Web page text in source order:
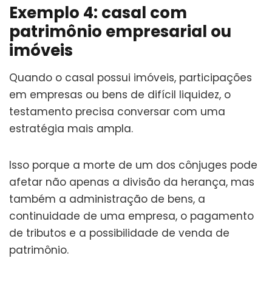
Exemplo 4: casal com
patrimônio empresarial ou
imóveis
Quando o casal possui imóveis, participações
em empresas ou bens de difícil liquidez, o
testamento precisa conversar com uma
estratégia mais ampla.
Isso porque a morte de um dos cônjuges pode
afetar não apenas a divisão da herança, mas
também a administração de bens, a
continuidade de uma empresa, o pagamento
de tributos e a possibilidade de venda de
patrimônio.